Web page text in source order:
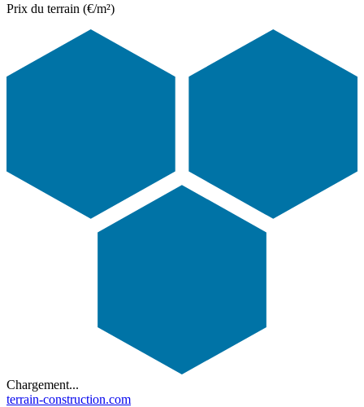
Prix du terrain (€/m²)
Chargement...
terrain-construction.com